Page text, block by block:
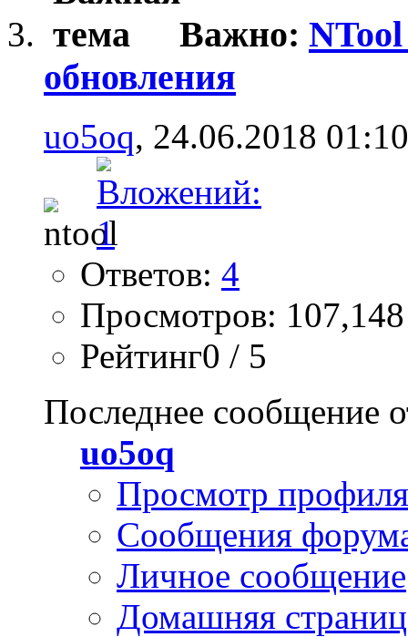
Важно:
обновления
uo5oq, 24.06.2018 01:10
Ответов: 4
Просмотров: 107,148
Рейтинг0 / 5
Последнее сообщение
uo5oq
Просмотр профиля
Сообщения
Личное сообщение
Домашняя